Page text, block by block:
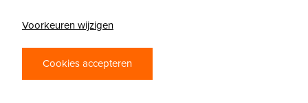
Voorkeuren wijzigen
Cookies accepteren